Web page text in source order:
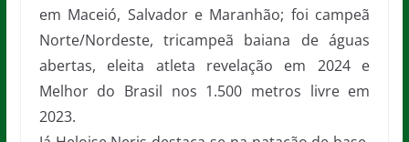
em Maceió, Salvador e Maranhão; foi campeã
Norte/Nordeste, tricampeã baiana de águas
abertas, eleita atleta revelação em 2024 e
Melhor do Brasil nos 1.500 metros livre em
2023.